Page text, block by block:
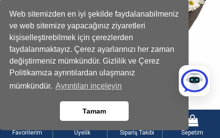
Web sitemizden en iyi şekilde faydalanabilmeniz
ve web sitemize yapacağınız ziyaretleri
kişiselleştirebilmek için çerezlerden
faydalanmaktayız. Çerez ayarlarınızı her zaman
değiştirmeniz mümkündür. Gizlilik ve Çerez
Politikamıza ayrıntılardan ulaşmanız
mümkündür. Ayrıntıları inceleyin
Tamam
Kadife Kalpli Ayıcıklı Kutuda Çikolatalı
Kırmızı Gül
Sepette % 10 indirim
Limon Dilimli Beyaz Papatya Buketi
809,91 TL
Favorilerim Üyelik Sipariş Takibi Sepetim